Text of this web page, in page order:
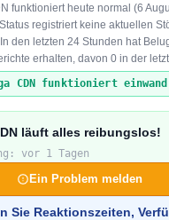
funktioniert heute normal (6
registriert keine aktuellen
den letzten 24 Stunden hat
erhalten, davon 0 in der
CDN funktioniert
läuft alles reibungslos!
vor 1 Tagen
Ein Problem melden
Sie Reaktionszeiten,